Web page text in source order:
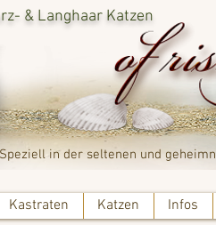
& Langhaar Katzen
Speziell in der seltenen und
Kastraten Katzen Infos